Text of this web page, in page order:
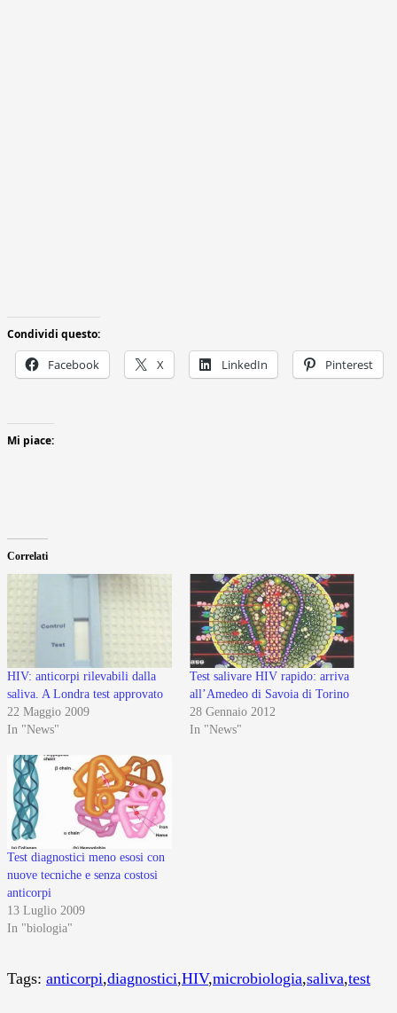
Condividi questo:
Facebook X LinkedIn Pinterest
Mi piace:
Correlati
HIV: anticorpi rilevabili dalla
saliva. A Londra test approvato
22 Maggio 2009
In "News"
Test salivare HIV rapido: arriva
all’Amedeo di Savoia di Torino
28 Gennaio 2012
In "News"
Test diagnostici meno esosi con
nuove tecniche e senza costosi
anticorpi
13 Luglio 2009
In "biologia"
Tags: anticorpi,diagnostici,HIV,microbiologia,saliva,test